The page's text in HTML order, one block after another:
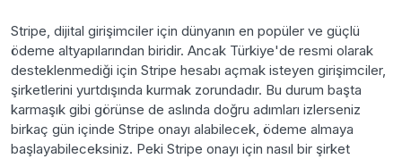
Stripe, dijital girişimciler için dünyanın en popüler ve güçlü
ödeme altyapılarından biridir. Ancak Türkiye'de resmi olarak
desteklenmediği için Stripe hesabı açmak isteyen girişimciler,
şirketlerini yurtdışında kurmak zorundadır. Bu durum başta
karmaşık gibi görünse de aslında doğru adımları izlerseniz
birkaç gün içinde Stripe onayı alabilecek, ödeme almaya
başlayabileceksiniz. Peki Stripe onayı için nasıl bir şirket